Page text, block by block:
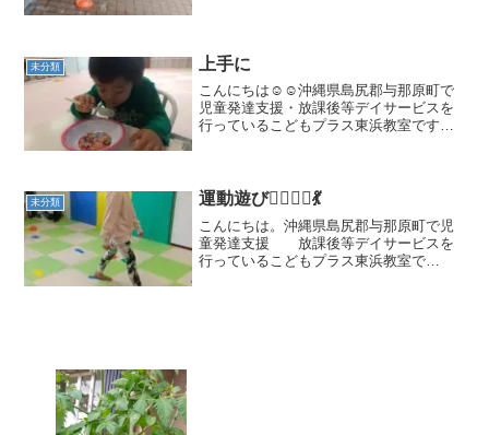
ご連絡ください。当教室の...
未分類 上手に
こんにちは☺️☺️沖縄県島尻郡与那原町で
児童発達支援・放課後等デイサービスを
行っているこどもプラス東浜教室です。
利用可能です）与那...
未分類 運動遊び🏃‍♀️🤹‍♂️💃
こんにちは。沖縄県島尻郡与那原町で児
童発達支援 放課後等デイサービスを
行っているこどもプラス東浜教室で